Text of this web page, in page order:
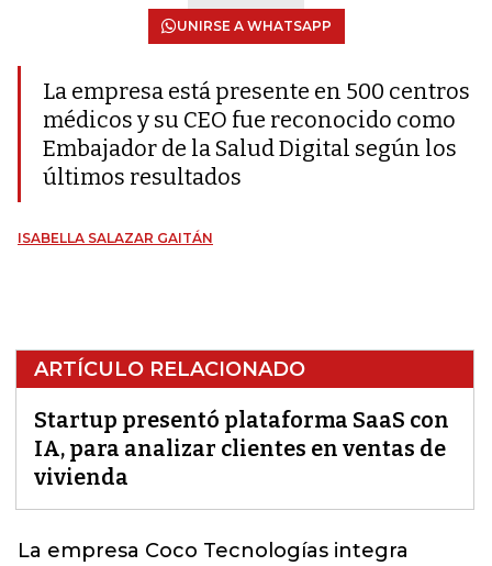
UNIRSE A WHATSAPP
La empresa está presente en 500 centros
médicos y su CEO fue reconocido como
Embajador de la Salud Digital según los
últimos resultados
ISABELLA SALAZAR GAITÁN
ARTÍCULO RELACIONADO
Startup presentó plataforma SaaS con
IA, para analizar clientes en ventas de
vivienda
La empresa Coco Tecnologías integra